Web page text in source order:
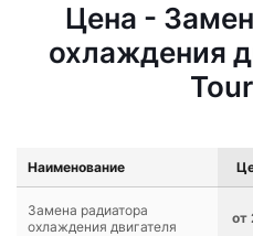
Цена -
охлаждения
Наименование
Замена радиатора
охлаждения двигателя
от